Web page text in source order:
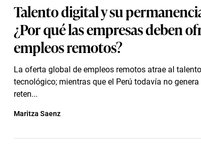
Talento digital y su
¿Por qué las empresas deben
empleos remotos?
La oferta global de empleos remotos atrae al
tecnológico; mientras que el Perú todavía no
reten...
Maritza Saenz